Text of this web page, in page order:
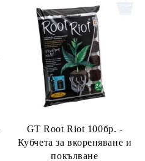
GT Root Riot 100бр. -
Кубчета за вкореняване и
покълване